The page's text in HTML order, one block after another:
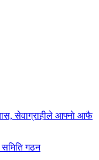
सेवाग्राहीले आफ्नाे आफै
समिति गठन